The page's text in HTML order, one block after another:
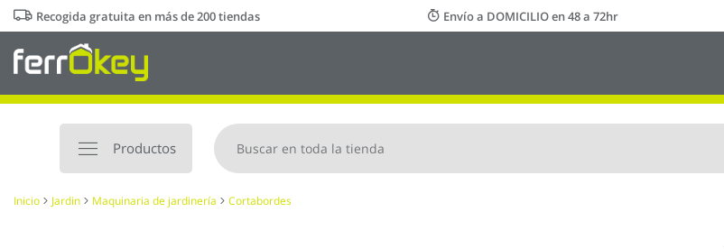
Ir
al
contenido
Recogida gratuita en más de 200 tiendas Envío a DOMICILIO en 48 a 72hr
Productos
Inicio Jardin Maquinaria de jardinería Cortabordes